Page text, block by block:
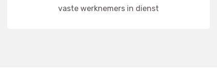
vaste werknemers in dienst